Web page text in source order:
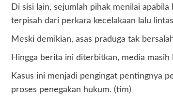
Di sisi lain, sejumlah pihak menilai
terpisah dari perkara kecelakaan lalu
Meski demikian, asas praduga tak
Hingga berita ini diterbitkan, media
Kasus ini menjadi pengingat pentingnya
proses penegakan hukum. (tim)